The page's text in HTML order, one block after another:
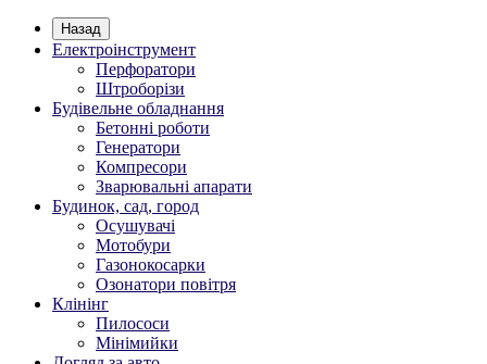
Назад
Електроінструмент
Перфоратори
Штроборізи
Будівельне обладнання
Бетонні роботи
Генератори
Компресори
Зварювальні апарати
Будинок, сад, город
Осушувачі
Мотобури
Газонокосарки
Озонатори повітря
Клінінг
Пилососи
Мінімийки